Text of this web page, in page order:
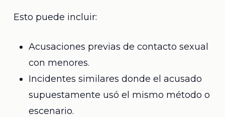
Esto puede incluir:
Acusaciones previas de contacto sexual
con menores.
Incidentes similares donde el acusado
supuestamente usó el mismo método o
escenario.